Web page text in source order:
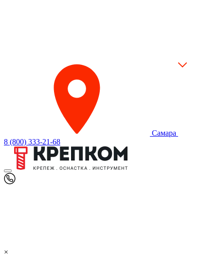
Самара
8 (800) 333-21-68
×